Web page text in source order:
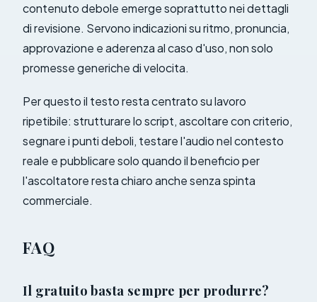
contenuto debole emerge soprattutto nei dettagli
di revisione. Servono indicazioni su ritmo, pronuncia,
approvazione e aderenza al caso d'uso, non solo
promesse generiche di velocita.
Per questo il testo resta centrato su lavoro
ripetibile: strutturare lo script, ascoltare con criterio,
segnare i punti deboli, testare l'audio nel contesto
reale e pubblicare solo quando il beneficio per
l'ascoltatore resta chiaro anche senza spinta
commerciale.
FAQ
Il gratuito basta sempre per produrre?